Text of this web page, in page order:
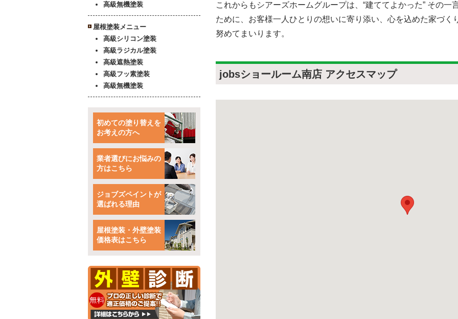
これからもシアーズホームグループは、“建ててよかった” その一
ために、お客様一人ひとりの想いに寄り添い、心を込めた家づく
努めてまいります。
jobsショールーム南店 アクセスマップ
高級無機塗装
屋根塗装メニュー
高級シリコン塗装
高級ラジカル塗装
高級遮熱塗装
高級フッ素塗装
高級無機塗装
初めての塗り替えを
お考えの方へ
業者選びにお悩みの
方はこちら
ジョブズペイントが
選ばれる理由
屋根塗装・外壁塗装
価格表はこちら